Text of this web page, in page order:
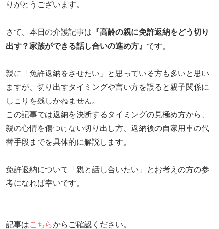
リハビリ・介護
予防
病気・感染症
カテゴリー一覧
タグ一覧
はじめての介護
ケアポケとは
料金プラン
介護事業所検索
ポケットレシピ
よくあるご質問
天気予報
利用規約
プライバシーポリシー
サイトマップ
りがとうございます。
さて、本日の介護記事は 『高齢の親に免許返納をどう切り
出す？家族ができる話し合いの進め方 』 です。
親に「免許返納をさせたい」と思っている方も多いと思い
ますが、切り出すタイミングや言い方を誤ると親子関係に
しこりを残しかねません。
この記事では返納を決断するタイミングの見極め方から、
親の心情を傷つけない切り出し方、返納後の自家用車の代
替手段までを具体的に解説します。
免許返納について「親と話し合いたい」とお考えの方の参
考になれば幸いです。
記事はこちらからご確認ください。